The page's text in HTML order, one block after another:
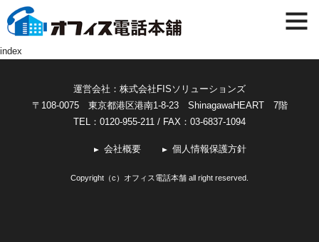
index
運営会社：株式会社FISソリューションズ
〒108-0075 東京都港区港南1-8-23 ShinagawaHEART 7階
TEL：0120-955-211 / FAX：03-6837-1094
会社概要 個人情報保護方針
Copyright（c）オフィス電話本舗 all right reserved.